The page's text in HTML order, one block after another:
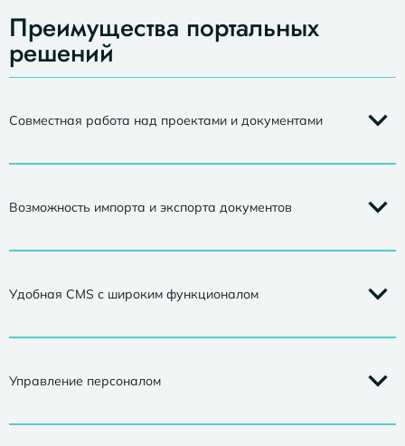
Преимущества портальных
решений
Совместная работа над проектами и документами
Возможность импорта и экспорта документов
Удобная CMS с широким функционалом
Управление персоналом